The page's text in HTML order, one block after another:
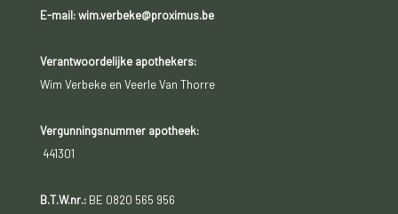
E-mail: wim.verbeke@proximus.be
Verantwoordelijke apothekers:
Wim Verbeke en Veerle Van Thorre
Vergunningsnummer apotheek:
441301
B.T.W.nr.:BE 0820 565 956